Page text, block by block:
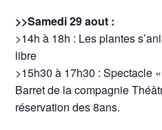
>>Samedi 29 aout :
>14h à 18h : Les plantes
libre
>15h30 à 17h30 : Spectacle
Barret de la compagnie
réservation des 8ans.